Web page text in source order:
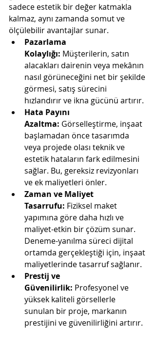
sadece estetik bir değer katmakla
kalmaz, aynı zamanda somut ve
ölçülebilir avantajlar sunar.
Pazarlama
Kolaylığı: Müşterilerin, satın
alacakları dairenin veya mekânın
nasıl görüneceğini net bir şekilde
görmesi, satış sürecini
hızlandırır ve ikna gücünü artırır.
Hata Payını
Azaltma: Görselleştirme, inşaat
başlamadan önce tasarımda
veya projede olası teknik ve
estetik hataların fark edilmesini
sağlar. Bu, gereksiz revizyonları
ve ek maliyetleri önler.
Zaman ve Maliyet
Tasarrufu: Fiziksel maket
yapımına göre daha hızlı ve
maliyet-etkin bir çözüm sunar.
Deneme-yanılma süreci dijital
ortamda gerçekleştiği için, inşaat
maliyetlerinde tasarruf sağlanır.
Prestij ve
Güvenilirlik: Profesyonel ve
yüksek kaliteli görsellerle
sunulan bir proje, markanın
prestijini ve güvenilirliğini artırır.